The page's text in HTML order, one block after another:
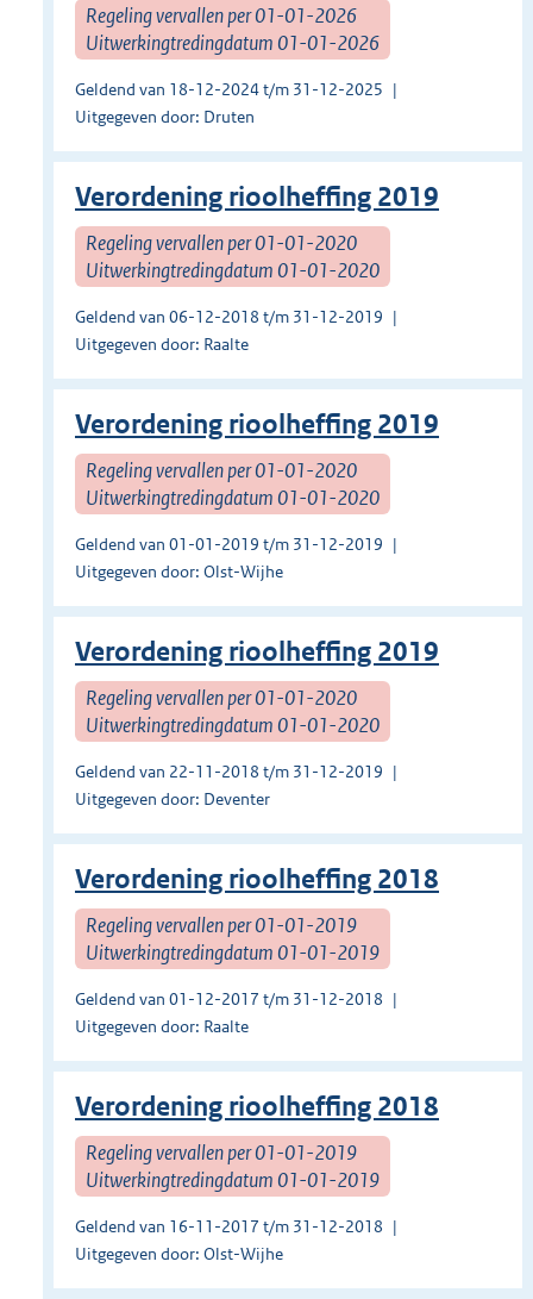
Regeling vervallen per 01-01-2026
Uitwerkingtredingdatum 01-01-2026
Geldend van 18-12-2024 t/m 31-12-2025
Uitgegeven door: Druten
Verordening rioolheffing 2019
Regeling vervallen per 01-01-2020
Uitwerkingtredingdatum 01-01-2020
Geldend van 06-12-2018 t/m 31-12-2019
Uitgegeven door: Raalte
Verordening rioolheffing 2019
Regeling vervallen per 01-01-2020
Uitwerkingtredingdatum 01-01-2020
Geldend van 01-01-2019 t/m 31-12-2019
Uitgegeven door: Olst-Wijhe
Verordening rioolheffing 2019
Regeling vervallen per 01-01-2020
Uitwerkingtredingdatum 01-01-2020
Geldend van 22-11-2018 t/m 31-12-2019
Uitgegeven door: Deventer
Verordening rioolheffing 2018
Regeling vervallen per 01-01-2019
Uitwerkingtredingdatum 01-01-2019
Geldend van 01-12-2017 t/m 31-12-2018
Uitgegeven door: Raalte
Verordening rioolheffing 2018
Regeling vervallen per 01-01-2019
Uitwerkingtredingdatum 01-01-2019
Geldend van 16-11-2017 t/m 31-12-2018
Uitgegeven door: Olst-Wijhe